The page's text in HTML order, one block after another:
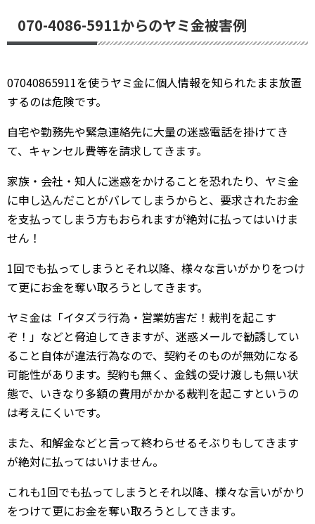
070-4086-5911からのヤミ金被害例
07040865911を使うヤミ金に個人情報を知られたまま放置
するのは危険です。
自宅や勤務先や緊急連絡先に大量の迷惑電話を掛けてき
て、キャンセル費等を請求してきます。
家族・会社・知人に迷惑をかけることを恐れたり、ヤミ金
に申し込んだことがバレてしまうからと、要求されたお金
を支払ってしまう方もおられますが絶対に払ってはいけま
せん！
1回でも払ってしまうとそれ以降、様々な言いがかりをつけ
て更にお金を奪い取ろうとしてきます。
ヤミ金は「イタズラ行為・営業妨害だ！裁判を起こす
ぞ！」などと脅迫してきますが、迷惑メールで勧誘してい
ること自体が違法行為なので、契約そのものが無効になる
可能性があります。契約も無く、金銭の受け渡しも無い状
態で、いきなり多額の費用がかかる裁判を起こすというの
は考えにくいです。
また、和解金などと言って終わらせるそぶりもしてきます
が絶対に払ってはいけません。
これも1回でも払ってしまうとそれ以降、様々な言いがかり
をつけて更にお金を奪い取ろうとしてきます。